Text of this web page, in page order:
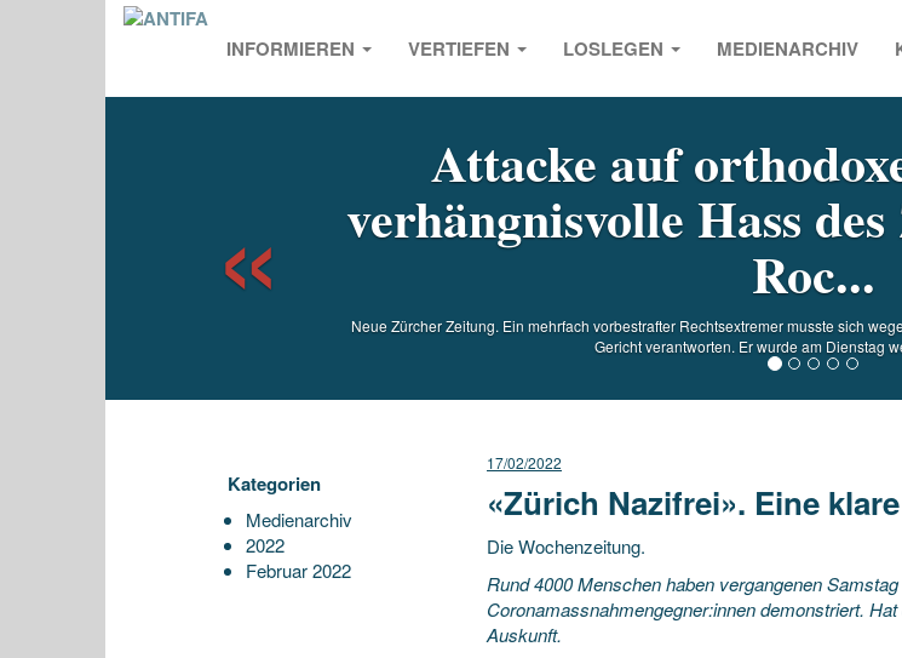
INFORMIEREN VERTIEFEN LOSLEGEN MEDIENARCHIV
Attacke auf
verhängnisvolle Hass
Roc...
Neue Zürcher Zeitung. Ein mehrfach vorbestrafter Rechtsextremer musste sich
Gericht verantworten. Er wurde am Dienstag
Previous
Kategorien
Medienarchiv
2022
Februar 2022
17/02/2022
«Zürich Nazifrei». Eine
Die Wochenzeitung.
Rund 4000 Menschen haben vergangenen
Coronamassnahmengegner:innen demonstriert.
Auskunft.